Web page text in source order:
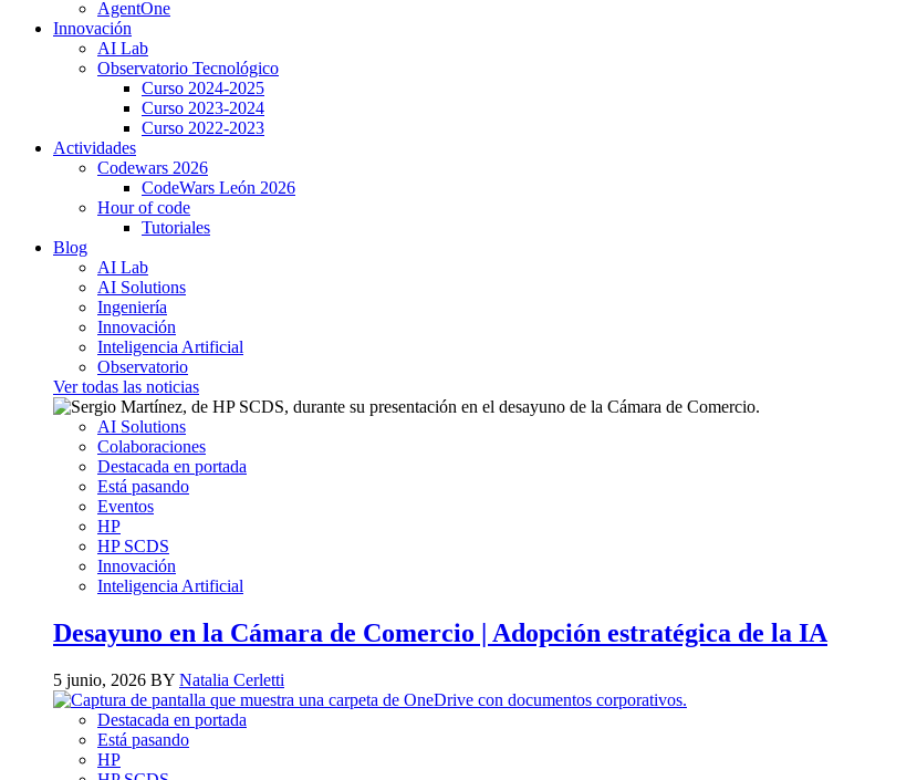
AgentOne
Innovación
AI Lab
Observatorio Tecnológico
Curso 2024-2025
Curso 2023-2024
Curso 2022-2023
Actividades
Codewars 2026
CodeWars León 2026
Hour of code
Tutoriales
Blog
AI Lab
AI Solutions
Ingeniería
Innovación
Inteligencia Artificial
Observatorio
Ver todas las noticias
AI Solutions
Colaboraciones
Destacada en portada
Está pasando
Eventos
HP
HP SCDS
Innovación
Inteligencia Artificial
Desayuno en la Cámara de Comercio | Adopción estratégica de la IA
5 junio, 2026 BY Natalia Cerletti
Destacada en portada
Está pasando
HP